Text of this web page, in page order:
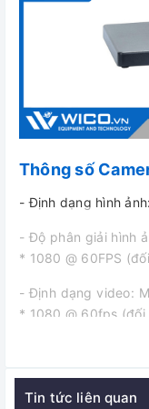
Thông số
- Định dạng hình
- Độ phân giải hình
* 1080 @ 60FPS
- Định dạng video:
* 1080 @ 60fps (đối
- Cân bằng trắng:
Tin tức liên quan